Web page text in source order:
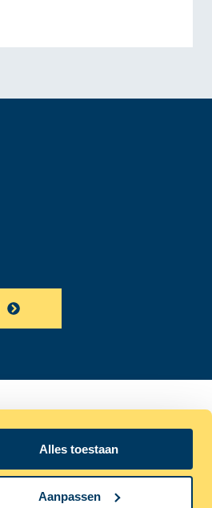
Alles toestaan
Aanpassen